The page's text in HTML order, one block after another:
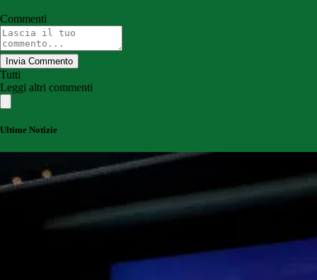
Commenti
Invia Commento
Tutti
Leggi altri commenti
Ultime Notizie